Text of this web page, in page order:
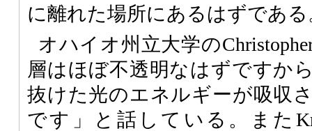
に離れた場所にあるはずである
オハイオ州立大学の
層はほぼ不透明なはずですか
抜けた光のエネルギーが吸収
です」と話している。また